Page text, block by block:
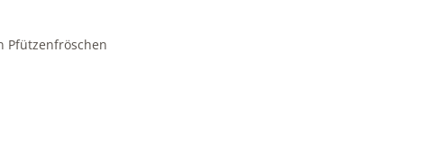
Pfützenfröschen